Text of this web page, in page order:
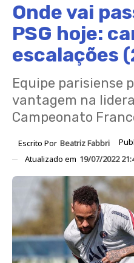
Onde vai
PSG hoje:
escalações
Equipe parisiense
vantagem na
Campeonato
Escrito Por Beatriz Fabbri
Atualizado em 19/07/2022